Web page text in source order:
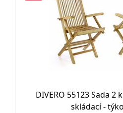
DIVERO 55123 Sada 2
skládací -